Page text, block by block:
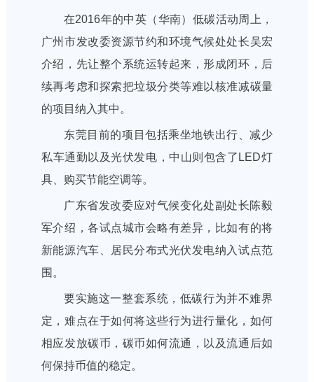
在2016年的中英（华南）低碳活动周上，
广州市发改委资源节约和环境气候处处长吴宏
介绍，先让整个系统运转起来，形成闭环，后
续再考虑和探索把垃圾分类等难以核准减碳量
的项目纳入其中。
东莞目前的项目包括乘坐地铁出行、减少
私车通勤以及光伏发电，中山则包含了LED灯
具、购买节能空调等。
广东省发改委应对气候变化处副处长陈毅
军介绍，各试点城市会略有差异，比如有的将
新能源汽车、居民分布式光伏发电纳入试点范
围。
要实施这一整套系统，低碳行为并不难界
定，难点在于如何将这些行为进行量化，如何
相应发放碳币，碳币如何流通，以及流通后如
何保持币值的稳定。